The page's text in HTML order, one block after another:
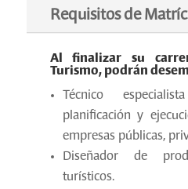
Requisitos de
Al finalizar su
Turismo, podrán
Técnico
planificación y
empresas públicas,
Diseñador de
turísticos.